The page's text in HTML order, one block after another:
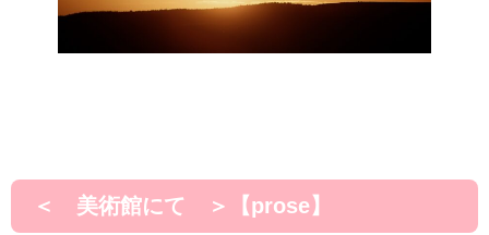
＜ 美術館にて ＞【prose】